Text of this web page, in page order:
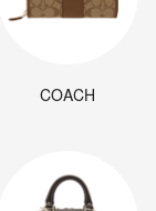
COACH